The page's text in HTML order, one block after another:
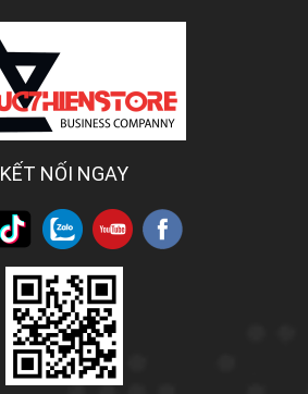
KẾT NỐI NGAY